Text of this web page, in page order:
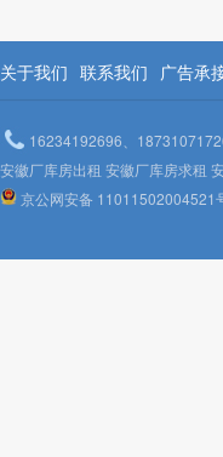
关于我们 联系我们 广告承
16234192696、
安徽厂库房出租 安徽厂库房求租
京公网安备 11011502004521